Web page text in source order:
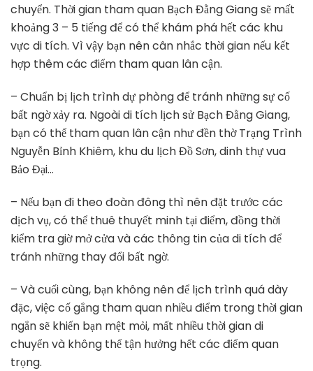
chuyển. Thời gian tham quan Bạch Đằng Giang sẽ mất
khoảng 3 – 5 tiếng để có thể khám phá hết các khu
vực di tích. Vì vậy bạn nên cân nhắc thời gian nếu kết
hợp thêm các điểm tham quan lân cận.
– Chuẩn bị lịch trình dự phòng để tránh những sự cố
bất ngờ xảy ra. Ngoài di tích lịch sử Bạch Đằng Giang,
bạn có thể tham quan lân cận như đền thờ Trạng Trình
Nguyễn Bỉnh Khiêm, khu du lịch Đồ Sơn, dinh thự vua
Bảo Đại…
– Nếu bạn đi theo đoàn đông thì nên đặt trước các
dịch vụ, có thể thuê thuyết minh tại điểm, đồng thời
kiểm tra giờ mở cửa và các thông tin của di tích để
tránh những thay đổi bất ngờ.
– Và cuối cùng, bạn không nên để lịch trình quá dày
đặc, việc cố gắng tham quan nhiều điểm trong thời gian
ngắn sẽ khiến bạn mệt mỏi, mất nhiều thời gian di
chuyển và không thể tận hưởng hết các điểm quan
trọng.